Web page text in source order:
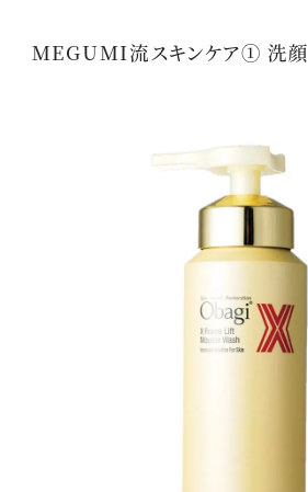
MEGUMI流スキンケア① 洗顔